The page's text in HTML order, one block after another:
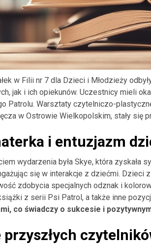
w Filii nr 7 dla Dzieci i Młodzieży
jak i ich opiekunów. Uczestnicy mieli
Patrolu. Warsztaty czytelniczo-
w Ostrowie Wielkopolskim, stały się
i entuzjazm
wydarzenia była Skye, która zyskała
się w interakcje z dziećmi. Dzieci
zdobycia specjalnych odznak i
z serii Psi Patrol, a także inne
co świadczy o sukcesie i
przyszłych